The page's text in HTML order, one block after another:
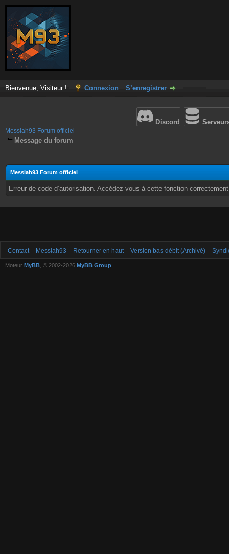
Bienvenue, Visiteur ! Connexion S’enregistrer
Discord
Messiah93 Forum officiel
Message du forum
Messiah93 Forum officiel
Erreur de code d’autorisation. Accédez-vous à cette fonction
Contact Messiah93 Retourner en haut Version bas-débit (Archivé)
Moteur MyBB , © 2002-2026 MyBB Group